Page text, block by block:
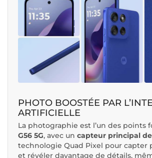
PHOTO BOOSTÉE PAR
ARTIFICIELLE
La photographie est l’un des points
G56 5G, avec un capteur principal de
technologie Quad Pixel pour capter
et révéler davantage de détails,